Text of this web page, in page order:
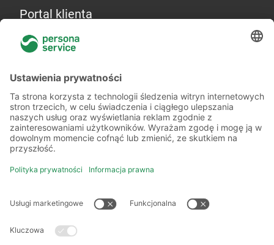
Portal klienta
Więcej o nas
Kilka słów o nas
Oddziały
Akademia
Informacje prawne
Polityka prywatności